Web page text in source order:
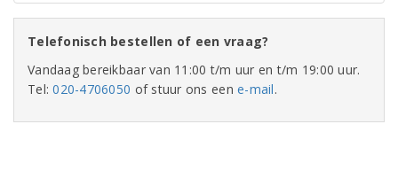
Telefonisch bestellen of een vraag?
Vandaag bereikbaar van 11:00 t/m uur en t/m 19:00 uur.
Tel:020-4706050 of stuur ons eene-mail.